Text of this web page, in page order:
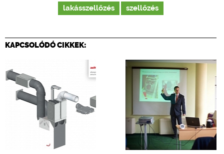
lakásszellőzés szellőzés
KAPCSOLÓDÓ CIKKEK: